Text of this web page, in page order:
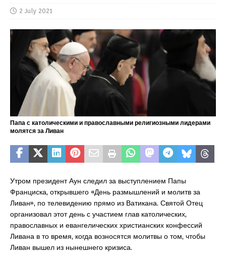
2 July 2021
Папа с католическими и православными религиозными лидерами
молятся за Ливан
Утром президент Аун следил за выступлением Папы
Франциска, открывшего «День размышлений и молитв за
Ливан», по телевидению прямо из Ватикана. Святой Отец
организовал этот день с участием глав католических,
православных и евангелических христианских конфессий
Ливана в то время, когда возносятся молитвы о том, чтобы
Ливан вышел из нынешнего кризиса.